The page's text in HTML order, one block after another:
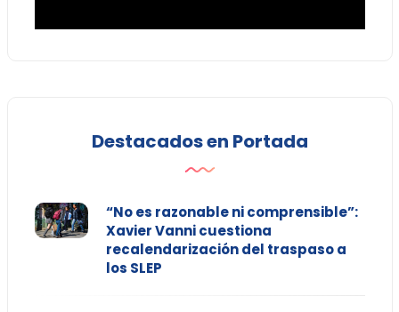
Destacados en Portada
“No es razonable ni comprensible”:
Xavier Vanni cuestiona
recalendarización del traspaso a
los SLEP